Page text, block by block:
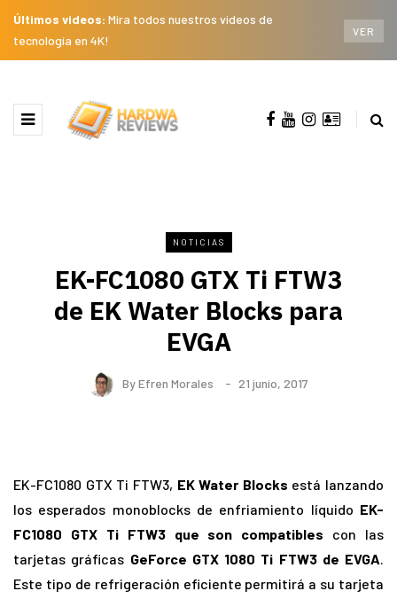
Últimos videos: Mira todos nuestros videos de
tecnología en 4K!
VER
NOTICIAS
EK-FC1080 GTX Ti FTW3
de EK Water Blocks para
EVGA
ByEfren Morales 21 junio, 2017
EK-FC1080 GTX Ti FTW3, EK Water Blocks está lanzando
los esperados monoblocks de enfriamiento líquido EK-
FC1080 GTX Ti FTW3 que son compatibles con las
tarjetas gráficas GeForce GTX 1080 Ti FTW3 de EVGA.
Este tipo de refrigeración eficiente permitirá a su tarjeta